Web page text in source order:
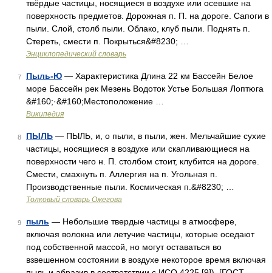
твёрдые частицы, носящиеся в воздухе или осевшие на
поверхность предметов. Дорожная п. П. на дороге. Сапоги в
пыли. Слой, столб пыли. Облако, клуб пыли. Поднять п.
Стереть, смести п. Покрыться&#8230; …
Энциклопедический словарь
7 Пыль-Ю — Характеристика Длина 22 км Бассейн Белое
море Бассейн рек Мезень Водоток Устье Большая Лоптюга
&#160;·&#160;Местоположение …
Википедия
8 ПЫЛЬ — ПЫЛЬ, и, о пыли, в пыли, жен. Мельчайшие сухие
частицы, носящиеся в воздухе или скапливающиеся на
поверхности чего н. П. столбом стоит, клубится на дороге.
Смести, смахнуть п. Аллергия на п. Угольная п.
Производственные пыли. Космическая п.&#8230; …
Толковый словарь Ожегова
9 пыль — Небольшие твердые частицы в атмосфере,
включая волокна или летучие частицы, которые оседают
под собственной массой, но могут оставаться во
взвешенном состоянии в воздухе некоторое время включая